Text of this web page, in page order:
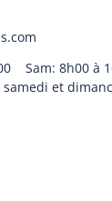
Sam: 8h00 à
et